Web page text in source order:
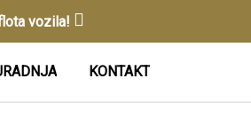
vozila!
KONTAKT